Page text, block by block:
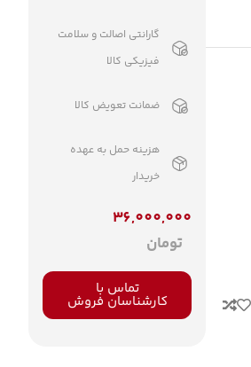
گارانتی اصالت و سلامت
فیزیکی کالا
ضمانت تعویض کالا
هزینه حمل به عهده
خریدار
36,000,000
تومان
تماس با
کارشناسان فروش